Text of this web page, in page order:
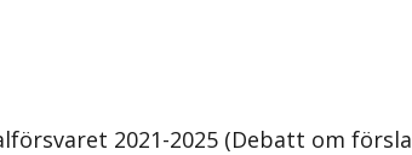
2021-2025 (Debatt om